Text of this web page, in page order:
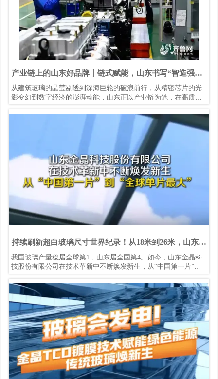
产业链上的山东好品牌丨链式赋能，山东书写“智造强省”
新答卷
从建筑玻璃的晶莹剔透到深海巨轮的破浪前行，从精密芯片的光
影变幻到数字经济的澎湃动能，山东正以产业链为笔，在高质量
的超白玻璃直插云霄，当青烟威船舶集群的巨轮排满船坞，当海
信RGB-miniLED电视闪耀国际赛场，这些硬核实力的生动注脚，
共同诠释着一个制造大省向智造强省的华丽蜕变。
持续刷新超白玻璃尺寸世界纪录！从18米到26米，山东造
出全球单片面积最大的超白玻璃
我国玻璃产量稳居全球第1，山东居全国第4。如今，山东金晶科
技股份有限公司在技术革新中不断焕发新生，从“中国第一片”到
长的超白玻璃，一次次突破极限，持续刷新超白玻璃尺寸世界纪
录！